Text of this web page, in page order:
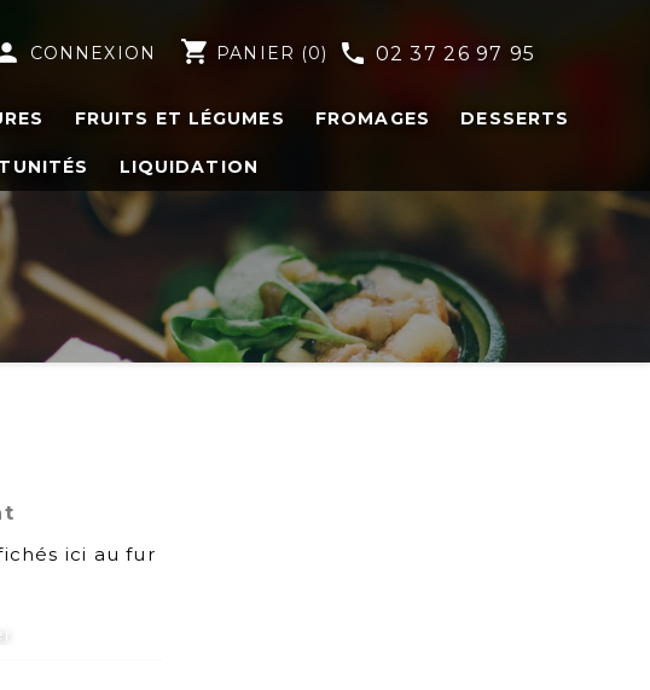
CONNEXION shopping_cart PANIER (0) phone 02 37 26 97 95
FRUITS ET LÉGUMES FROMAGES DESSERTS
LIQUIDATION
ici au fur